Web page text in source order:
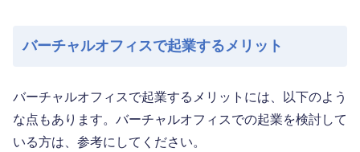
バーチャルオフィスで起業するメリット
バーチャルオフィスで起業するメリットには、以下のよう
な点もあります。バーチャルオフィスでの起業を検討して
いる方は、参考にしてください。